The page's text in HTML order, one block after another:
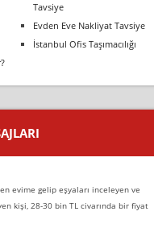
Tavsiye
Evden Eve Nakliyat Tavsiye
İstanbul Ofis Taşımacılığı
evime gelip eşyaları inceleyen ve
kişi, 28-30 bin TL civarında bir fiyat